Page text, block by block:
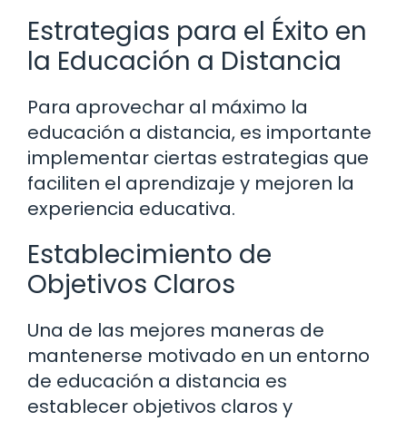
Estrategias para el Éxito en
la Educación a Distancia
Para aprovechar al máximo la
educación a distancia, es importante
implementar ciertas estrategias que
faciliten el aprendizaje y mejoren la
experiencia educativa.
Establecimiento de
Objetivos Claros
Una de las mejores maneras de
mantenerse motivado en un entorno
de educación a distancia es
establecer objetivos claros y